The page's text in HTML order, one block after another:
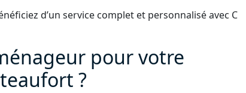
d’un service complet et personnalisé avec C
pour votre
?